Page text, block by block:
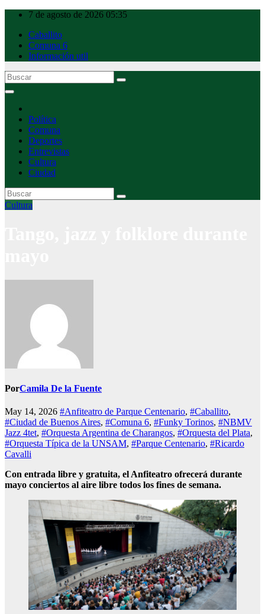
contenido
7 de agosto de 2026 05:35
Caballito
Comuna 6
Información util
Caballito Urbano
Política
Comuna
Deportes
Entrevistas
Cultura
Ciudad
Cultura
PorCamila De la Fuente
May 14, 2026 #Anfiteatro de Parque Centenario, #Caballito,
#Ciudad de Buenos Aires, #Comuna 6, #Funky Torinos, #NBMV
Jazz 4tet, #Orquesta Argentina de Charangos, #Orquesta del Plata,
#Orquesta Típica de la UNSAM, #Parque Centenario, #Ricardo
Cavalli
Con entrada libre y gratuita, el Anfiteatro ofrecerá durante
mayo conciertos al aire libre todos los fines de semana.